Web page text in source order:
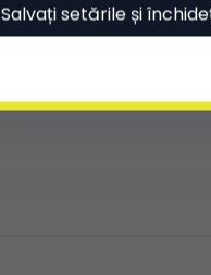
Salvați setările și